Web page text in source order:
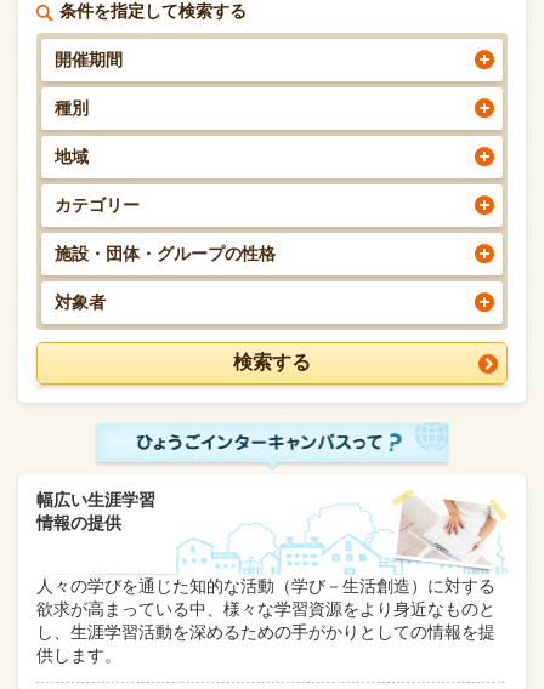
条件を指定して検索する
開催期間
種別
地域
カテゴリー
施設・団体・グループの性格
対象者
幅広い生涯学習
情報の提供
人々の学びを通じた知的な活動（学び－生活創造）に対する
欲求が高まっている中、様々な学習資源をより身近なものと
し、生涯学習活動を深めるための手がかりとしての情報を提
供します。